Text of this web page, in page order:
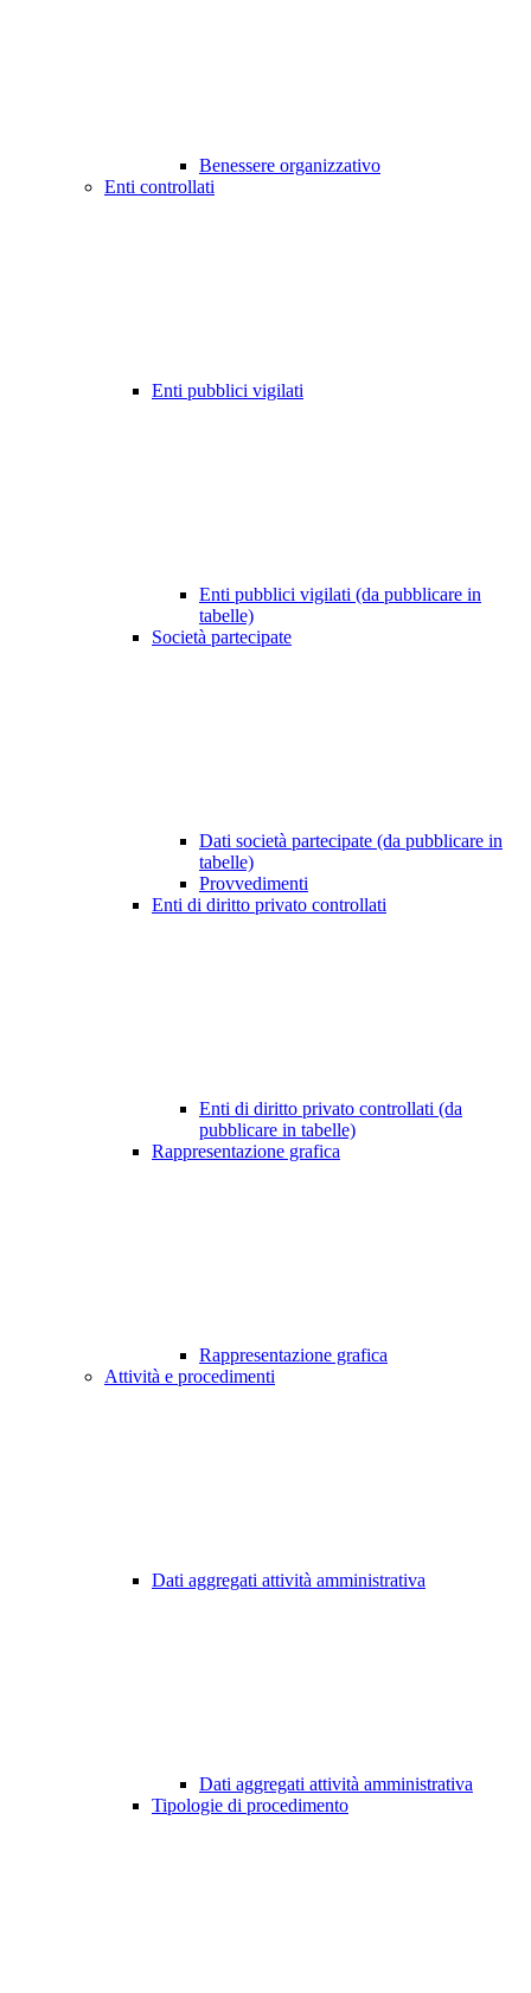
Benessere organizzativo
Enti controllati
Enti pubblici vigilati
Enti pubblici vigilati (da pubblicare in
tabelle)
Società partecipate
Dati società partecipate (da pubblicare in
tabelle)
Provvedimenti
Enti di diritto privato controllati
Enti di diritto privato controllati (da
pubblicare in tabelle)
Rappresentazione grafica
Rappresentazione grafica
Attività e procedimenti
Dati aggregati attività amministrativa
Dati aggregati attività amministrativa
Tipologie di procedimento